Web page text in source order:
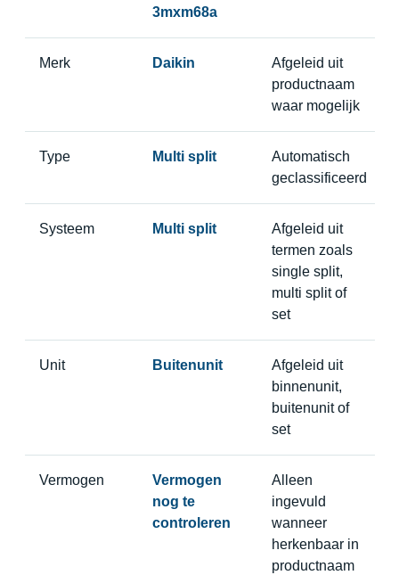
3mxm68a
Merk Daikin
Afgeleid uit
productnaam
waar mogelijk
Type Multi split
Automatisch
geclassificeerd
Systeem Multi split
Afgeleid uit
termen zoals
single split,
multi split of
set
Unit Buitenunit
Afgeleid uit
binnenunit,
buitenunit of
set
Vermogen
Vermogen
nog te
controleren
Alleen
ingevuld
wanneer
herkenbaar in
productnaam